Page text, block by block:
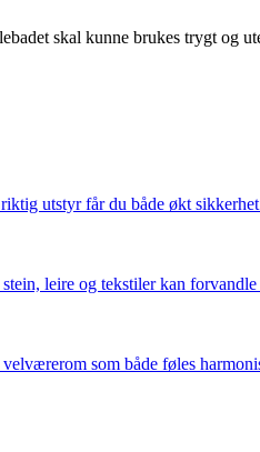
skal kunne brukes trygt og
utstyr får du både økt
leire og tekstiler kan
som både føles